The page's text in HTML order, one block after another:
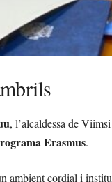
, l’alcaldessa de
Erasmus.
ambient cordial i